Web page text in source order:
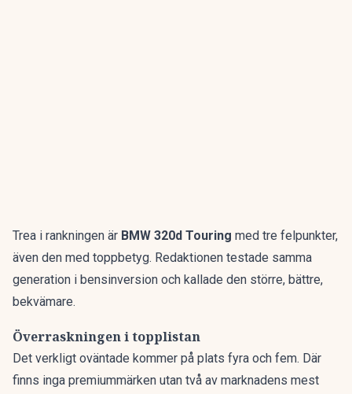
Trea i rankningen är BMW 320d Touring med tre felpunkter,
även den med toppbetyg. Redaktionen testade samma
generation i bensinversion och kallade den större, bättre,
bekvämare.
Överraskningen i topplistan
Det verkligt oväntade kommer på plats fyra och fem. Där
finns inga premiummärken utan två av marknadens mest